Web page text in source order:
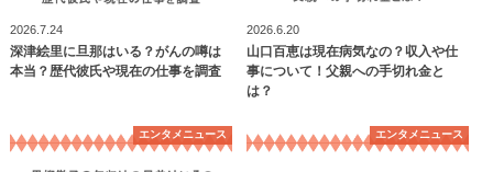
2026.7.24
深津絵里に旦那はいる？がんの噂は
本当？歴代彼氏や現在の仕事を調査
2026.6.20
山口百恵は現在病気なの？収入や仕
事について！父親への手切れ金と
は？
エンタメニュース エンタメニュース